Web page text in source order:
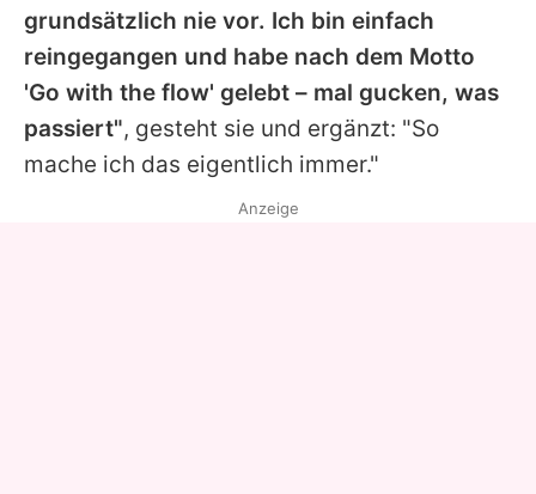
Datenschutzerklärung
Utiq verwalten
grundsätzlich nie vor. Ich bin einfach
reingegangen und habe nach dem Motto
'Go with the flow' gelebt – mal gucken, was
passiert", gesteht sie und ergänzt: "So
mache ich das eigentlich immer."
Anzeige